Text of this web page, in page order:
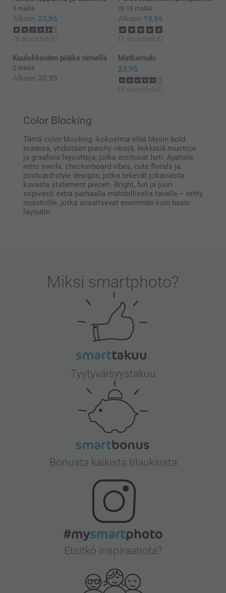
3 mallia
Alkaen 23,95
(9 arvostelut)
Yli 10 mallia
Alkaen 19,95
(1 arvostelut)
Kuulokkeiden pidike nimellä
2 mallia
Alkaen 30,95
Matkamuki
23,95
(8 arvostelut)
Color Blocking
Tämä color blocking -kokoelma elää täysin bold
eraansa, yhdistäen punchy värejä, leikkisiä muotoja
ja graafisia layoutteja, jotka erottuvat heti. Ajattele
retro swirls, checkerboard vibes, cute florals ja
postcard-style designs, jotka tekevät jokaisesta
kuvasta statement piecen. Bright, fun ja juuri
sopivasti extra parhaalla mahdollisella tavalla – tehty
muistoille, jotka ansaitsevat enemmän kuin basic
layoutin.
Miksi smartphoto?
Tyytyväisyystakuu
Bonusta kaikista tilauksista
Etsitkö inspiraatiota?